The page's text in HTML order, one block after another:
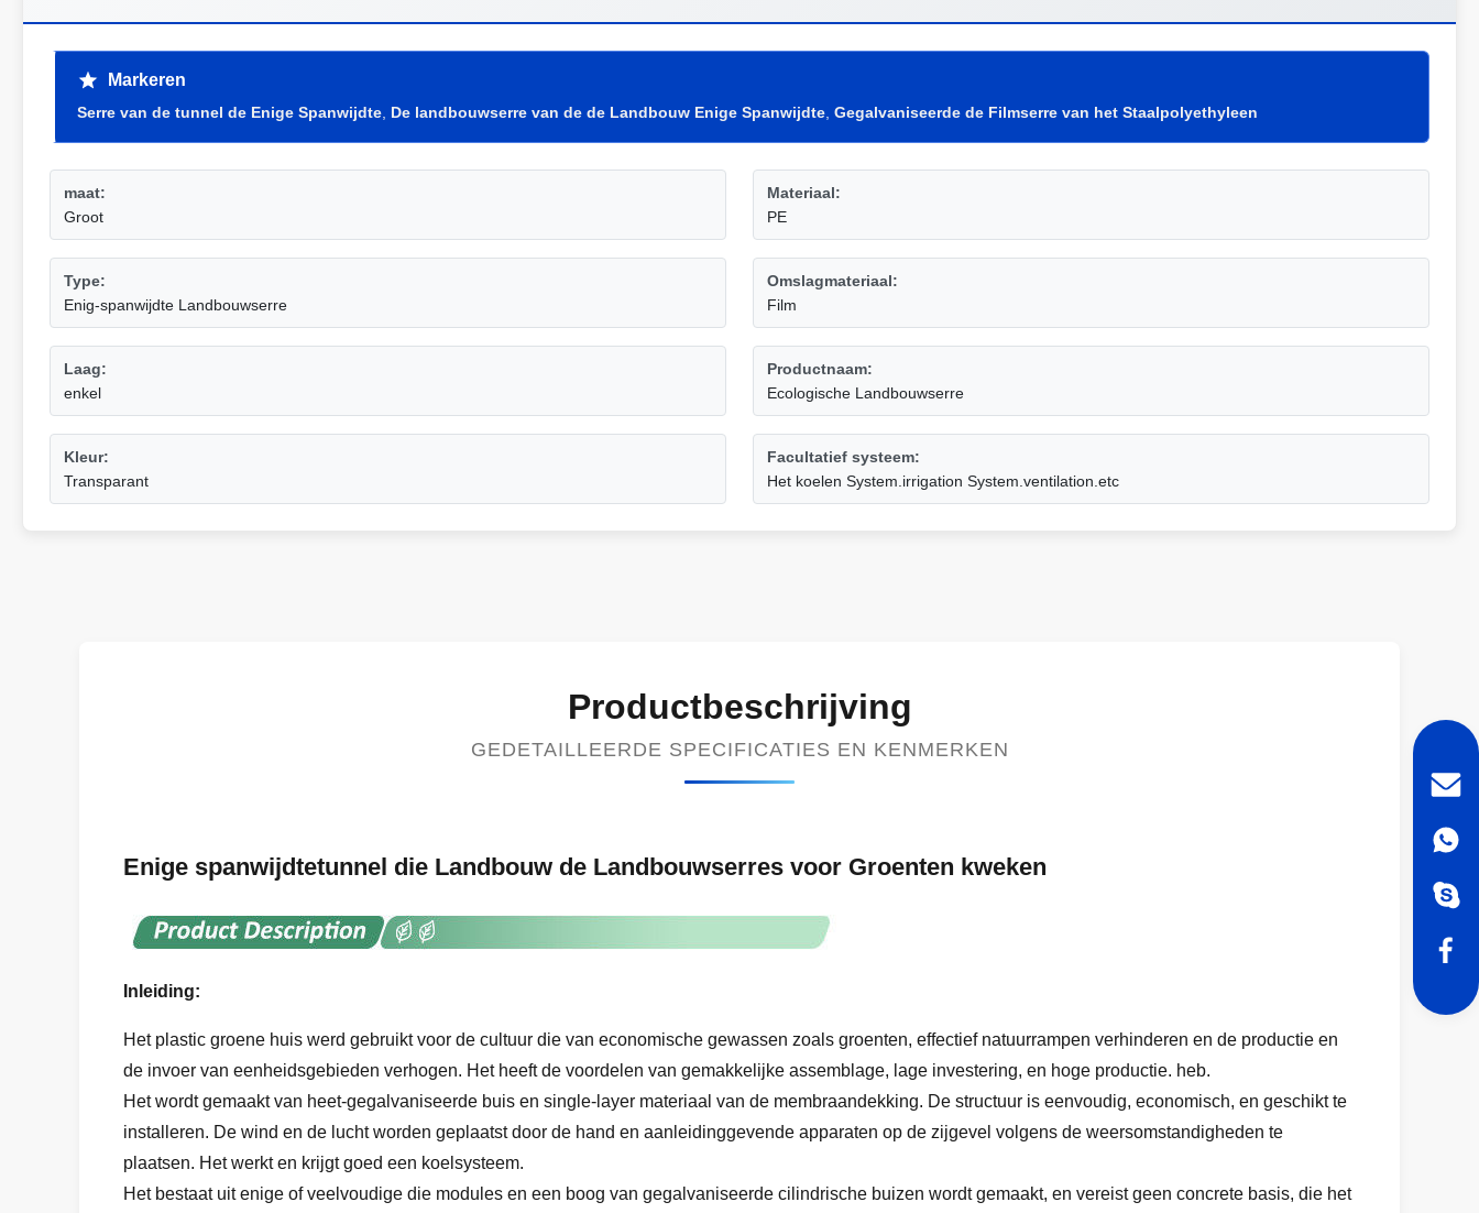
Markeren
Serre van de tunnel de Enige Spanwijdte De landbouwserre van de de Landbouw Enige Spanwijdte Gegalvaniseerde de Filmserre van het Staalpolyethyleen
maat:
Groot
Materiaal:
PE
Type:
Enig-spanwijdte Landbouwserre
Omslagmateriaal:
Film
Laag:
enkel
Productnaam:
Ecologische Landbouwserre
Kleur:
Transparant
Facultatief systeem:
Het koelen System.irrigation System.ventilation.etc
Productbeschrijving
GEDETAILLEERDE SPECIFICATIES EN KENMERKEN
Enige spanwijdtetunnel die Landbouw de Landbouwserres voor Groenten kweken
Inleiding:
Het plastic groene huis werd gebruikt voor de cultuur die van economische gewassen zoals groenten, effectief natuurrampen verhinderen en de productie en
de invoer van eenheidsgebieden verhogen. Het heeft de voordelen van gemakkelijke assemblage, lage investering, en hoge productie. heb.
Het wordt gemaakt van heet-gegalvaniseerde buis en single-layer materiaal van de membraandekking. De structuur is eenvoudig, economisch, en geschikt te
installeren. De wind en de lucht worden geplaatst door de hand en aanleidinggevende apparaten op de zijgevel volgens de weersomstandigheden te
plaatsen. Het werkt en krijgt goed een koelsysteem.
Het bestaat uit enige of veelvoudige die modules en een boog van gegalvaniseerde cilindrische buizen wordt gemaakt, en vereist geen concrete basis, die het